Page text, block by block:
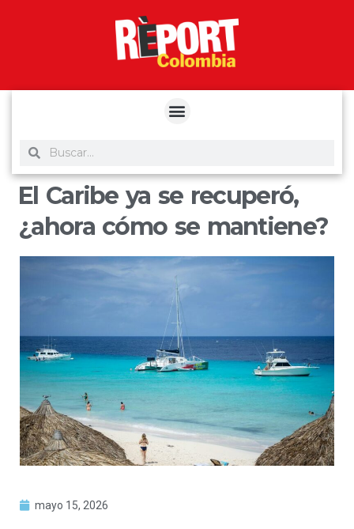
El Caribe ya se recuperó,
¿ahora cómo se mantiene?
mayo 15, 2026